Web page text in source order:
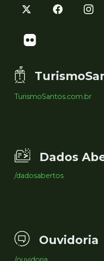
TurismoSantos.com.br
Dados
/dadosabertos
Ouvidoria